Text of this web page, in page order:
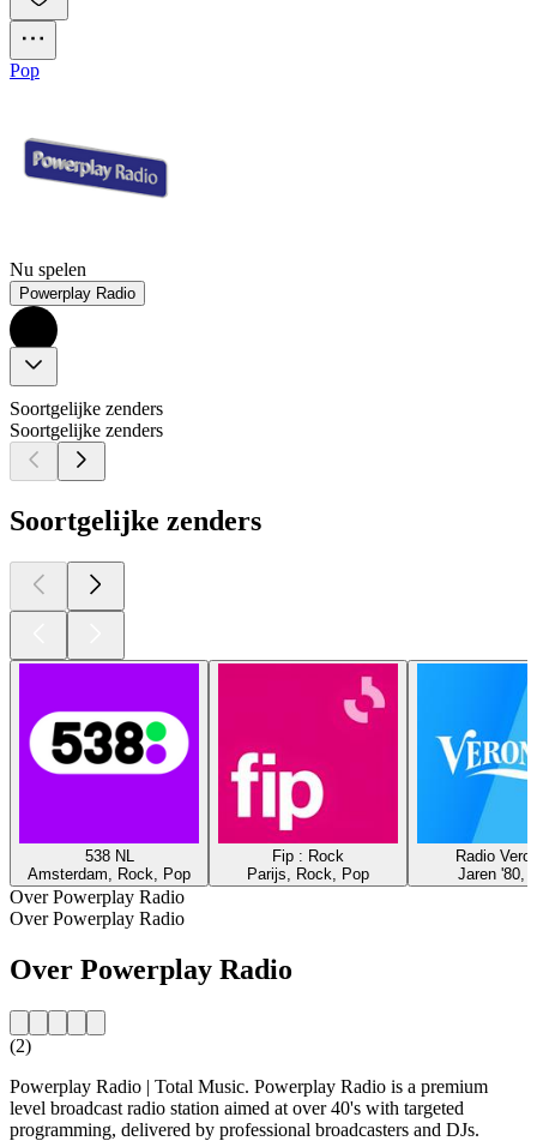
Pop
Nu spelen
Powerplay Radio
Soortgelijke zenders
Soortgelijke zenders
Soortgelijke zenders
538 NL
Amsterdam, Rock, Pop
Fip : Rock
Parijs, Rock, Pop
Radio
Jaren '80,
Over Powerplay Radio
Over Powerplay Radio
Over Powerplay Radio
(2)
Powerplay Radio | Total Music. Powerplay Radio is a premium
level broadcast radio station aimed at over 40's with targeted
programming, delivered by professional broadcasters and DJs.